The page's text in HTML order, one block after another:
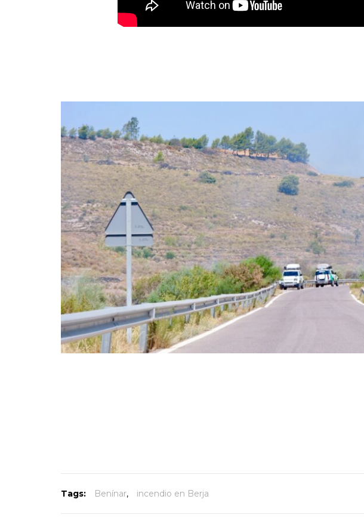
Tags: Benínar, incendio en Berja